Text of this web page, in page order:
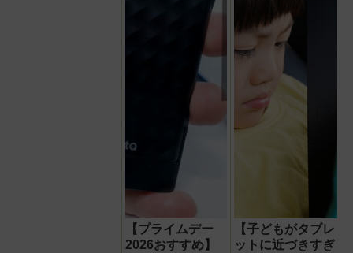
【プライムデー
2026おすすめ】
【子どもがタブレ
ットに近づきすぎ